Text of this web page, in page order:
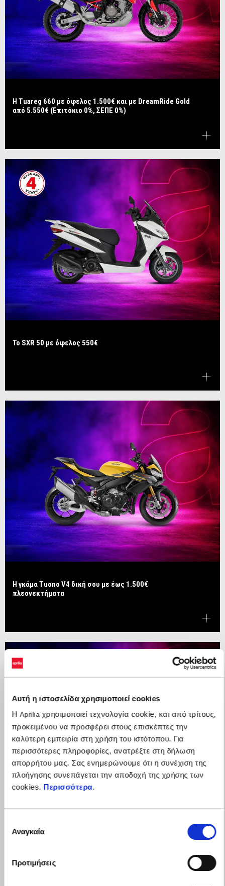
Αυτή η ιστοσελίδα χρησιμοποιεί cookies
Η Aprilia χρησιμοποιεί τεχνολογία cookie, και από τρίτους,
προκειμένου να προσφέρει στους επισκέπτες την
καλύτερη εμπειρία στη χρήση του ιστότοπου. Για
περισσότερες πληροφορίες, ανατρέξτε στη δήλωση
απορρήτου μας. Σας ενημερώνουμε ότι η συνέχιση της
πλοήγησης συνεπάγεται την αποδοχή της χρήσης των
cookies. Περισσότερα.
συγκατάθεσης
Αναγκαία
Προτιμήσεις
Η Tuareg 660 με όφελος 1.500€ και με DreamRide Gold
από 5.550€ (Επιτόκιο 0%, ΣΕΠΕ 0%)
Το SXR 50 με όφελος 550€
Η γκάμα Tuono V4 δική σου με έως 1.500€
πλεονεκτήματα